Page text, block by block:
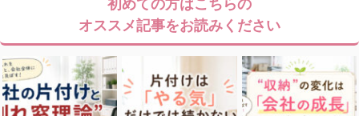
オススメ記事をお読みください